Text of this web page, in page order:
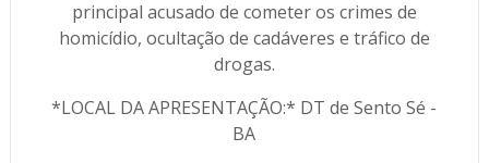
principal acusado de cometer os crimes de
homicídio, ocultação de cadáveres e tráfico de
drogas.
*LOCAL DA APRESENTAÇÃO:* DT de Sento Sé -
BA